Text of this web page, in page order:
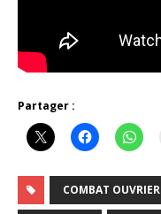
Partager :
COMBAT OUVRIER